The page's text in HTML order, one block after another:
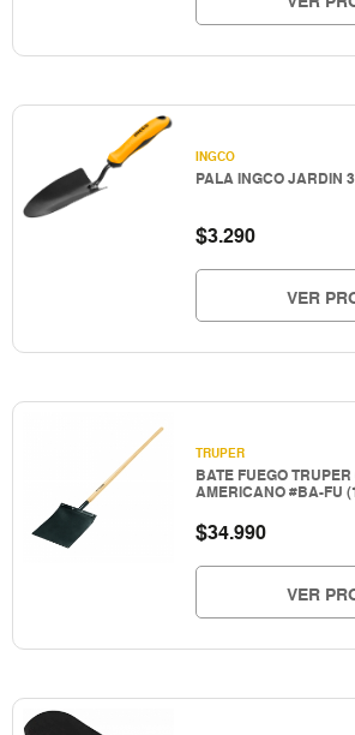
INGCO
PALA INGCO JARDIN
$3.290
VER
TRUPER
BATE FUEGO
AMERICANO #BA-FU
$34.990
VER